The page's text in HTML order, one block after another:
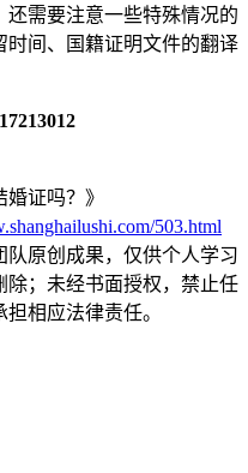
需要注意一些特殊情况的
时间、国籍证明文件的翻译
证吗？》
503.html
原创成果，仅供个人学习
除；未经书面授权，禁止任
相应法律责任。